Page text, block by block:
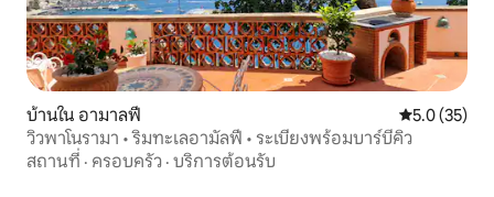
บ้านใน อามาลฟี คะแนนเฉลี่ย
5.0 (35)
วิวพาโนรามา • ริมทะเลอามัลฟี • ระเบียงพร้อมบาร์บีคิว
สถานที่ · ครอบครัว · บริการต้อนรับ